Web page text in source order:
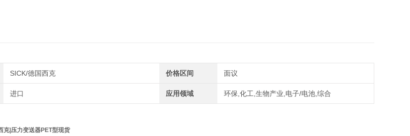
SICK/德国西克 价格区间 面议
进口 应用领域 环保,化工,生物产业,电子/电池,综合
克|压力变送器PET型现货